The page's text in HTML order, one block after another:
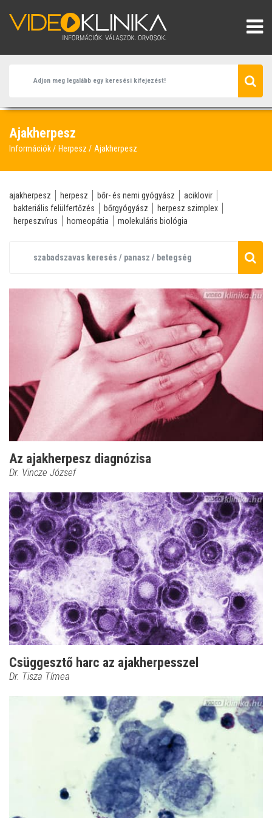
Ajakherpesz
Információk Herpesz Ajakherpesz
ajakherpesz herpesz bőr- és nemi gyógyász
aciklovir
bakteriális felülfertőzés
bőrgyógyász
herpesz szimplex
herpeszvírus
homeopátia molekuláris biológia
Az ajakherpesz diagnózisa
Dr. Vincze József
Csüggesztő harc az ajakherpesszel
Dr. Tisza Tímea